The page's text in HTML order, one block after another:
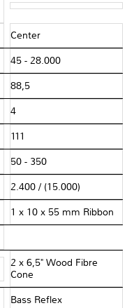
Center
45 - 28.000
88,5
4
111
50 - 350
2.400 / (15.000)
1 x 10 x 55 mm Ribbon
2 x 6,5" Wood Fibre
Cone
Bass Reflex